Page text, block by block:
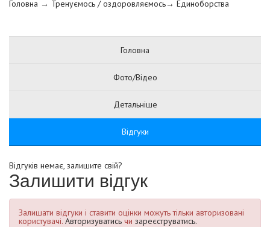
Головна → Тренуємось / оздоровляємось→ Единоборства
Головна
Фото/Відео
Детальніше
Відгуки
Відгуків немає, залишите свій?
Залишити відгук
Залишати відгуки і ставити оцінки можуть тільки авторизовані
користувачі. Авторизуватись чи зареєструватись.